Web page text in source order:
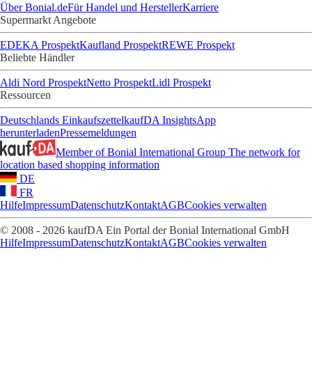
Über Bonial.deFür Handel und HerstellerKarriere
Supermarkt Angebote
EDEKA ProspektKaufland ProspektREWE Prospekt
Beliebte Händler
Aldi Nord ProspektNetto ProspektLidl Prospekt
Ressourcen
Deutschlands EinkaufszettelkaufDA InsightsApp
herunterladenPressemeldungen
Member of Bonial International Group The network for
location based shopping information
DE
FR
HilfeImpressumDatenschutzKontaktAGBCookies verwalten
© 2008 - 2026 kaufDA Ein Portal der Bonial International GmbH
HilfeImpressumDatenschutzKontaktAGBCookies verwalten